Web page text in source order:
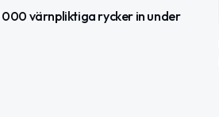
värnpliktiga rycker in under